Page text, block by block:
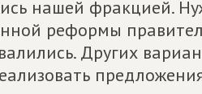
нашей фракцией.
реформы
Других